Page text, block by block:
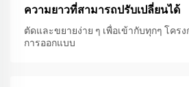
ความยาวที่สามารถปรับเปลี่ยนได้
ตัดและขยายง่าย ๆ เพื่อเข้ากับทุกๆ โคร
การออกแบบ